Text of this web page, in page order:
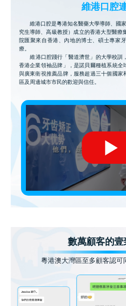
維港口腔
維港口腔是粵港知名醫藥大學導師、國
究生導師、高級教授）成立的香港大型醫療
院匯聚來自香港、內地的博士、碩士專家
療。
維港口腔踐行「醫道濟世」的大學校訓
香港企業領袖品牌」，是諾貝爾種植系統全
與廣東衛視推薦品牌，服務超過三十個國家
區及周邊城市市民的歡迎與信任。
數萬顧客的壹
粵港澳大灣區至多顧客認可